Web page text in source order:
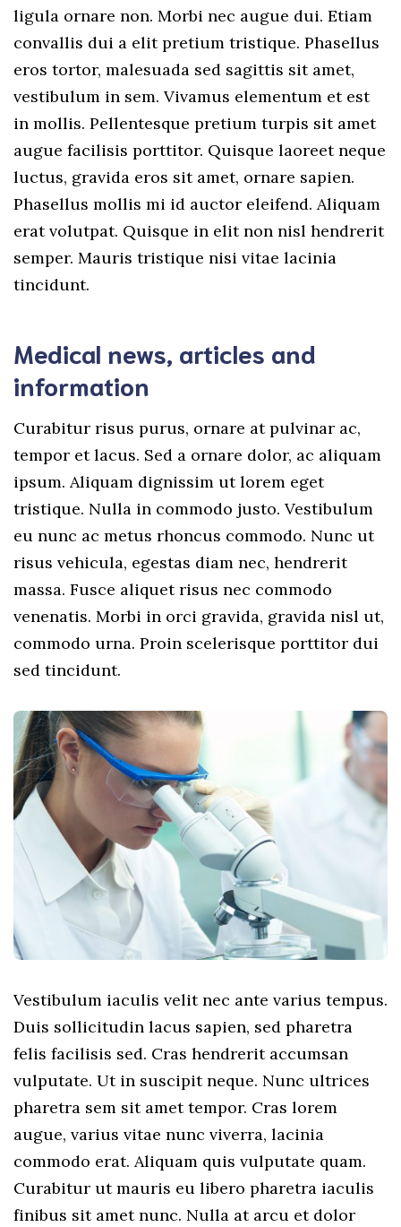
ligula ornare non. Morbi nec augue dui. Etiam
convallis dui a elit pretium tristique. Phasellus
eros tortor, malesuada sed sagittis sit amet,
vestibulum in sem. Vivamus elementum et est
in mollis. Pellentesque pretium turpis sit amet
augue facilisis porttitor. Quisque laoreet neque
luctus, gravida eros sit amet, ornare sapien.
Phasellus mollis mi id auctor eleifend. Aliquam
erat volutpat. Quisque in elit non nisl hendrerit
semper. Mauris tristique nisi vitae lacinia
tincidunt.
Medical news, articles and
information
Curabitur risus purus, ornare at pulvinar ac,
tempor et lacus. Sed a ornare dolor, ac aliquam
ipsum. Aliquam dignissim ut lorem eget
tristique. Nulla in commodo justo. Vestibulum
eu nunc ac metus rhoncus commodo. Nunc ut
risus vehicula, egestas diam nec, hendrerit
massa. Fusce aliquet risus nec commodo
venenatis. Morbi in orci gravida, gravida nisl ut,
commodo urna. Proin scelerisque porttitor dui
sed tincidunt.
Vestibulum iaculis velit nec ante varius tempus.
Duis sollicitudin lacus sapien, sed pharetra
felis facilisis sed. Cras hendrerit accumsan
vulputate. Ut in suscipit neque. Nunc ultrices
pharetra sem sit amet tempor. Cras lorem
augue, varius vitae nunc viverra, lacinia
commodo erat. Aliquam quis vulputate quam.
Curabitur ut mauris eu libero pharetra iaculis
finibus sit amet nunc. Nulla at arcu et dolor